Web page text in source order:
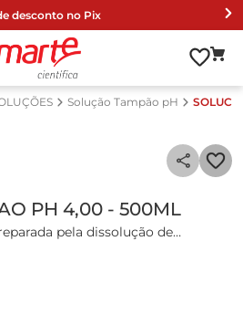
desconto no Pix
Solução Tampão pH
2024
PH 4,00 - 500ML
pela dissolução de